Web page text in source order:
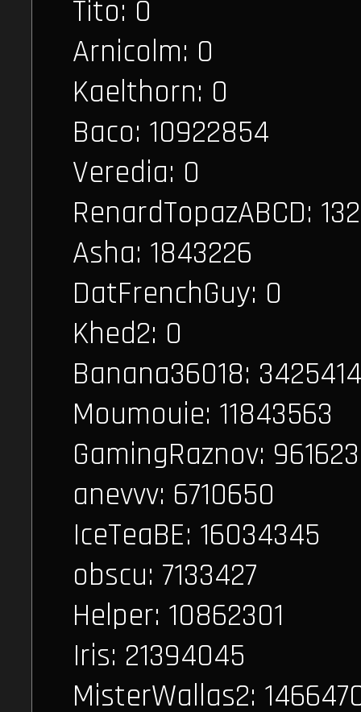
Tito: 0
Arnicolm: 0
Kaelthorn: 0
Baco: 10922854
Veredia: 0
RenardTopazABCD:
Asha: 1843226
DatFrenchGuy: 0
Khed2: 0
Banana36018: 3425414
Moumouie: 11843563
GamingRaznov:
anevvv: 6710650
IceTeaBE: 16034345
obscu: 7133427
Helper: 10862301
Iris: 21394045
MisterWallas2: